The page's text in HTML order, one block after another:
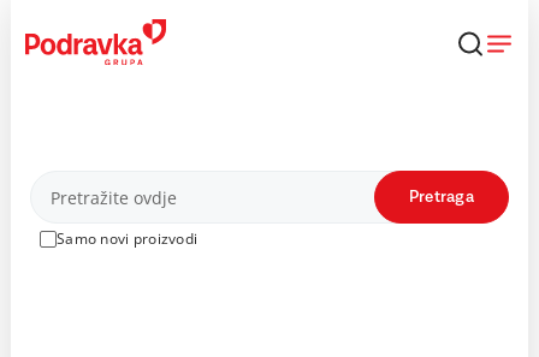
content
Proizvodi
Samo novi proizvodi
Pretraga